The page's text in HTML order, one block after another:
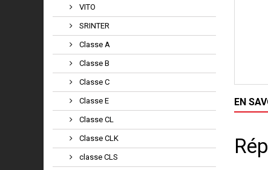
VITO
SRINTER
Classe A
Classe B
Classe C
Classe E
Classe CL
Classe CLK
classe CLS
EN